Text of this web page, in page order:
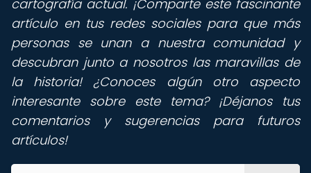
cartografía actual. ¡Comparte este fascinante
artículo en tus redes sociales para que más
personas se unan a nuestra comunidad y
descubran junto a nosotros las maravillas de
la historia! ¿Conoces algún otro aspecto
interesante sobre este tema? ¡Déjanos tus
comentarios y sugerencias para futuros
artículos!